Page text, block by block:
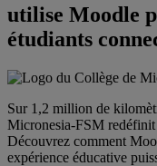
utilise Moodle
étudiants
Sur 1,2 million de
Micronesia-FSM
Découvrez comment
expérience éducative